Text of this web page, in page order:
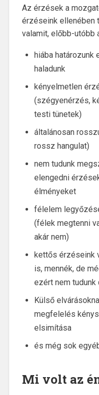
Az érzések a
érzéseink ellenében
valamit, előbb-utóbb
hiába határozunk
haladunk
kényelmetlen
(szégyenérzés,
testi tünetek)
általánosan
rossz hangulat)
nem tudunk
elengedni
élményeket
félelem
(félek megtenni
akár nem)
kettős érzéseink
is, mennék, de
ezért nem
Külső
megfelelés
elsimítása
és még sok
Mi volt az